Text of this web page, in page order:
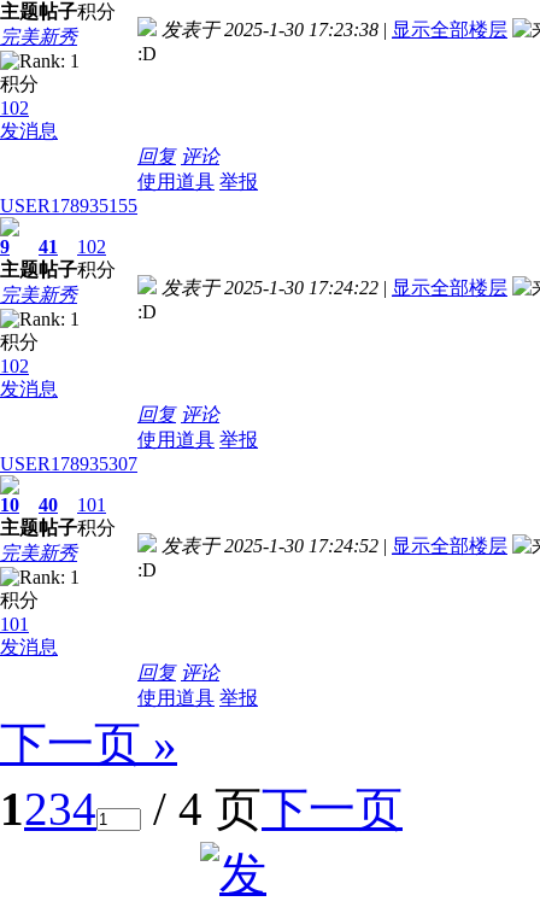
主题帖子积分
完美新秀
积分
102
发消息
发表于 2025-1-30 17:23:38 | 显示全部楼层
:D
回复 评论
使用道具 举报
USER178935155
9
主题
41
帖子
102
积分
完美新秀
积分
102
发消息
发表于 2025-1-30 17:24:22 | 显示全部楼层
:D
回复 评论
使用道具 举报
USER178935307
10
主题
40
帖子
101
积分
完美新秀
积分
101
发消息
发表于 2025-1-30 17:24:52 | 显示全部楼层
:D
回复 评论
使用道具 举报
下一页 »
1234 / 4 页下一页